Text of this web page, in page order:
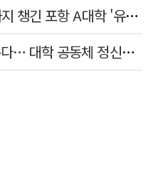
수업 안 듣고 최대 700만원까지 챙긴 포항 A대학 '유령 선수' 등 19명 무더기 송치
학생도 교수도 직원도 위태롭다… 대학 공동체 정신건강 '빨간불'